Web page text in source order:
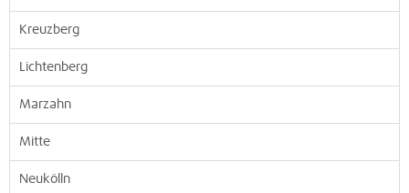
Kreuzberg
Lichtenberg
Marzahn
Mitte
Neukölln